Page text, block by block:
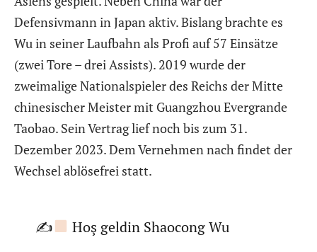
Defensivmann in Japan aktiv. Bislang brachte es
Wu in seiner Laufbahn als Profi auf 57 Einsätze
(zwei Tore – drei Assists). 2019 wurde der
zweimalige Nationalspieler des Reichs der Mitte
chinesischer Meister mit Guangzhou Evergrande
Taobao. Sein Vertrag lief noch bis zum 31.
Dezember 2023. Dem Vernehmen nach findet der
Wechsel ablösefrei statt.
✍ Hoş geldin Shaocong Wu